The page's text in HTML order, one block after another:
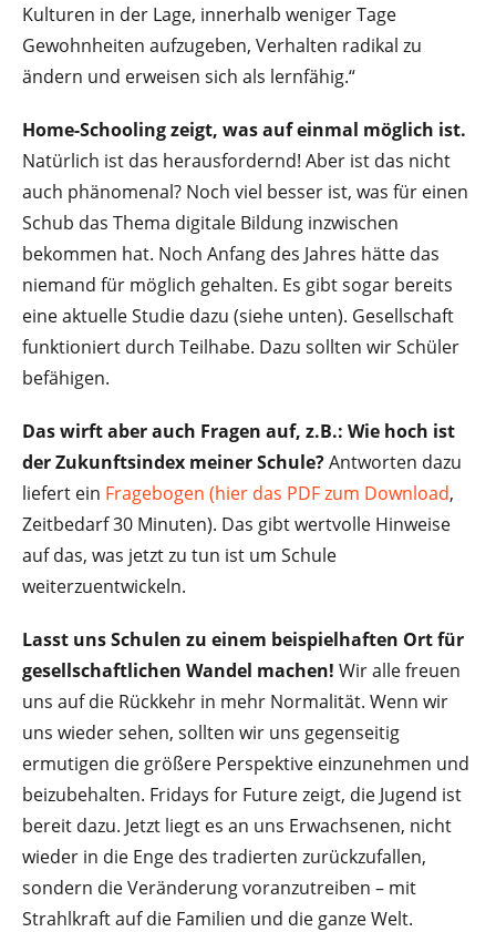
Kulturen in der Lage, innerhalb weniger Tage
Gewohnheiten aufzugeben, Verhalten radikal zu
ändern und erweisen sich als lernfähig.“
Home-Schooling zeigt, was auf einmal möglich ist.
Natürlich ist das herausfordernd! Aber ist das nicht
auch phänomenal? Noch viel besser ist, was für einen
Schub das Thema digitale Bildung inzwischen
bekommen hat. Noch Anfang des Jahres hätte das
niemand für möglich gehalten. Es gibt sogar bereits
eine aktuelle Studie dazu (siehe unten). Gesellschaft
funktioniert durch Teilhabe. Dazu sollten wir Schüler
befähigen.
Das wirft aber auch Fragen auf, z.B.: Wie hoch ist
der Zukunftsindex meiner Schule?Antworten dazu
liefert ein Fragebogen (hier das PDF zum Download,
Zeitbedarf 30 Minuten). Das gibt wertvolle Hinweise
auf das, was jetzt zu tun ist um Schule
weiterzuentwickeln.
Lasst uns Schulen zu einem beispielhaften Ort für
gesellschaftlichen Wandel machen! Wir alle freuen
uns auf die Rückkehr in mehr Normalität. Wenn wir
uns wieder sehen, sollten wir uns gegenseitig
ermutigen die größere Perspektive einzunehmen und
beizubehalten. Fridays for Future zeigt, die Jugend ist
bereit dazu. Jetzt liegt es an uns Erwachsenen, nicht
wieder in die Enge des tradierten zurückzufallen,
sondern die Veränderung voranzutreiben – mit
Strahlkraft auf die Familien und die ganze Welt.